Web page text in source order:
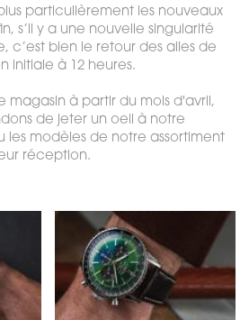
particulièrement les nouveaux
s’il y a une nouvelle singularité
c’est bien le retour des ailes de
initiale à 12 heures.
magasin à partir du mois d'avril,
de jeter un oeil à notre
les modèles de notre assortiment
réception.